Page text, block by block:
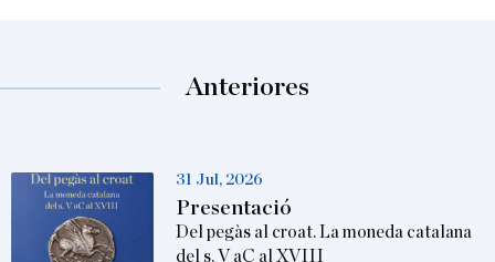
Anteriores
31 Jul, 2026
Presentació
Del pegàs al croat. La moneda catalana
del s. V aC al XVIII